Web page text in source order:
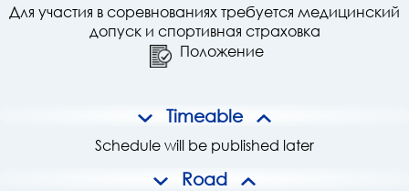
Для участия в соревнованиях требуется медицинский
допуск и спортивная страховка
Положение
Timeable
Schedule will be published later
Road